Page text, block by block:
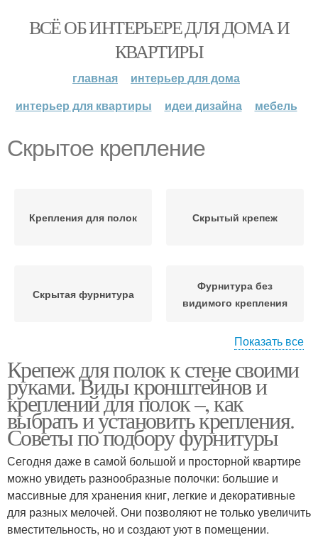
ВСЁ ОБ ИНТЕРЬЕРЕ ДЛЯ ДОМА И
КВАРТИРЫ
главная
интерьер для дома
интерьер для квартиры
идеи дизайна мебель
Скрытое крепление
Крепления для полок Скрытый крепеж
Скрытая фурнитура
Фурнитура без
видимого крепления
Крепление для полки
креплением
Крепление для полок
Крепления без
видимого крепежа
Фурнитура для
крепления
Скрытые полки
Показать все
Крепеж для полок к стене своими
руками. Виды кронштейнов и
креплений для полок –, как
выбрать и установить крепления.
Советы по подбору фурнитуры
Сегодня даже в самой большой и просторной квартире
можно увидеть разнообразные полочки: большие и
массивные для хранения книг, легкие и декоративные
для разных мелочей. Они позволяют не только увеличить
вместительность, но и создают уют в помещении.